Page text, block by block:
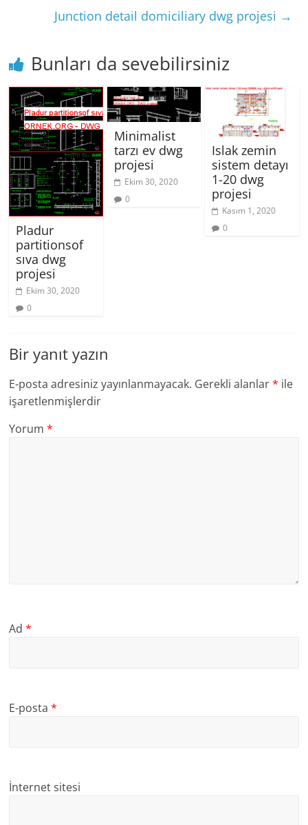
Junction detail domiciliary dwg projesi →
Bunları da sevebilirsiniz
Pladur
partitionsof
sıva dwg
projesi
Ekim 30, 2020
0
Minimalist
tarzı ev dwg
projesi
Ekim 30, 2020
0
Islak zemin
sistem detayı
1-20 dwg
projesi
Kasım 1, 2020
0
Bir yanıt yazın
E-posta adresiniz yayınlanmayacak. Gerekli alanlar* ile
işaretlenmişlerdir
Yorum*
Ad*
E-posta*
İnternet sitesi